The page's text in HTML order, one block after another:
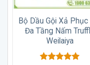
Bộ Dầu Gội Xả Phục
Đa Tầng Nấm
Weilaiya